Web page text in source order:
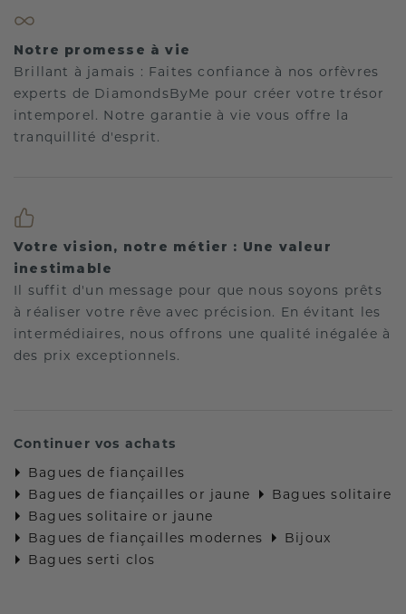
Notre promesse à vie
Brillant à jamais : Faites confiance à nos orfèvres
experts de DiamondsByMe pour créer votre trésor
intemporel. Notre garantie à vie vous offre la
tranquillité d'esprit.
Votre vision, notre métier : Une valeur
inestimable
Il suffit d'un message pour que nous soyons prêts
à réaliser votre rêve avec précision. En évitant les
intermédiaires, nous offrons une qualité inégalée à
des prix exceptionnels.
Continuer vos achats
Bagues de fiançailles
Bagues de fiançailles or jaune
Bagues solitaire
Bagues solitaire or jaune
Bagues de fiançailles modernes
Bijoux
Bagues serti clos